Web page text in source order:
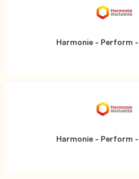
Harmonie - Perform -
Harmonie - Perform -